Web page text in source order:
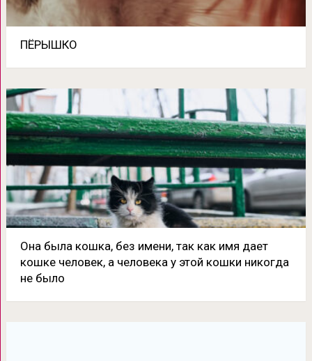
ПЁРЫШКО
Она была кошка, без имени, так как имя дает
кошке человек, а человека у этой кошки никогда
не было